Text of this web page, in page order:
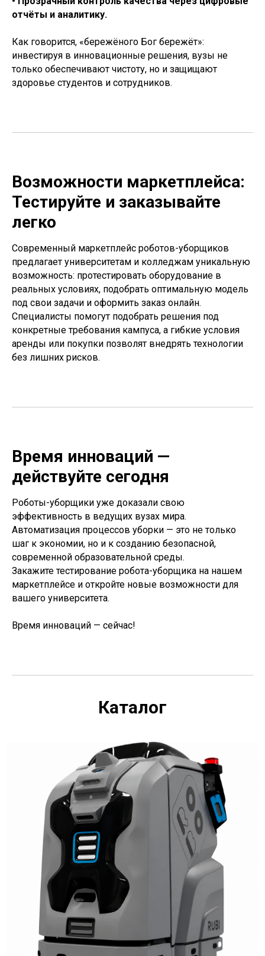
отчёты и аналитику.
Как говорится, «бережёного Бог бережёт»:
инвестируя в инновационные решения, вузы не
только обеспечивают чистоту, но и защищают
здоровье студентов и сотрудников.
Возможности маркетплейса:
Тестируйте и заказывайте
легко
Современный маркетплейс роботов-уборщиков
предлагает университетам и колледжам уникальную
возможность: протестировать оборудование в
реальных условиях, подобрать оптимальную модель
под свои задачи и оформить заказ онлайн.
Специалисты помогут подобрать решения под
конкретные требования кампуса, а гибкие условия
аренды или покупки позволят внедрять технологии
без лишних рисков.
Время инноваций —
действуйте сегодня
Роботы-уборщики уже доказали свою
эффективность в ведущих вузах мира.
Автоматизация процессов уборки — это не только
шаг к экономии, но и к созданию безопасной,
современной образовательной среды.
Закажите тестирование робота-уборщика на нашем
маркетплейсе и откройте новые возможности для
вашего университета.
Время инноваций — сейчас!
Каталог